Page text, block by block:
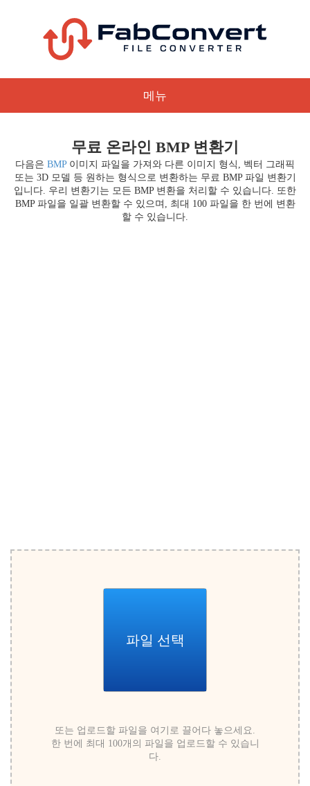
메뉴
무료 온라인 BMP 변환기
다음은 BMP이미지 파일을 가져와 다른 이미지 형식, 벡터 그래픽
또는 3D 모델 등 원하는 형식으로 변환하는 무료 BMP 파일 변환기
입니다. 우리 변환기는 모든 BMP 변환을 처리할 수 있습니다. 또한
BMP 파일을 일괄 변환할 수 있으며, 최대 100 파일을 한 번에 변환
할 수 있습니다.
파일 선택
또는 업로드할 파일을 여기로 끌어다 놓으세요.
한 번에 최대 100개의 파일을 업로드할 수 있습니
다.